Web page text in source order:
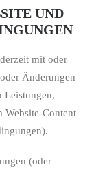
UND
mit oder
Änderungen
Leistungen,
Website-Content
(oder